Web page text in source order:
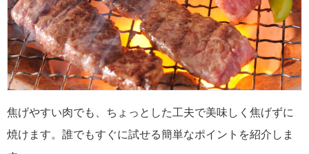
焦げやすい肉でも、ちょっとした工夫で美味しく焦げずに
焼けます。誰でもすぐに試せる簡単なポイントを紹介しま